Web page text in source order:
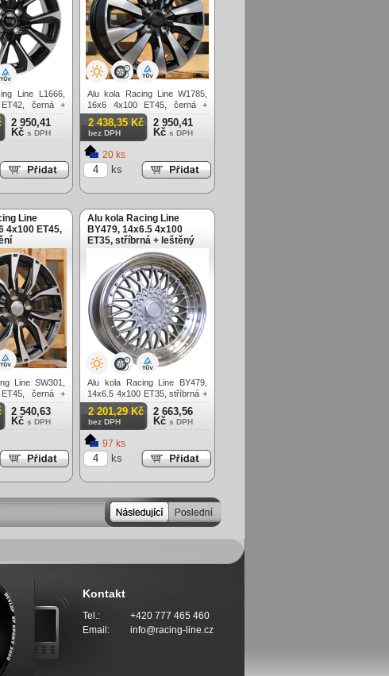
Line L1666,
černá +
2 950,41
Kč s DPH
Alu kola Racing Line W1785,
16x6 4x100 ET45, černá +
leštění
2 438,35 Kč
bez DPH
2 950,41
Kč s DPH
20 ks
ks
Line
4x100 ET45,
Line SW301,
černá +
2 540,63
Kč s DPH
Alu kola Racing Line
BY479, 14x6.5 4x100
ET35, stříbrná + leštěný
Alu kola Racing Line BY479,
14x6.5 4x100 ET35, stříbrná +
leštěný límec
2 201,29 Kč
bez DPH
2 663,56
Kč s DPH
97 ks
ks
Kontakt
Tel.:
+420 777 465 460
Email:
info@racing-line.cz